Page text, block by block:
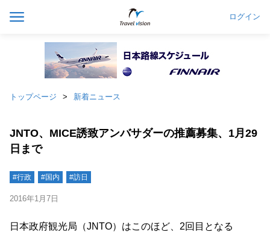
ログイン
トップページ 新着ニュース
JNTO、MICE誘致アンバサダーの推薦募集、1月29
日まで
#行政 #国内 #訪日
2016年1月7日
日本政府観光局（JNTO）はこのほど、2回目となる